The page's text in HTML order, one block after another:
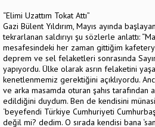
“Elimi Uzattım Tokat Attı”
Gazi Bülent Yıldırım, Mayıs ayında
tekrarlanan saldırıyı şu sözlerle anlattı:
mesafesindeki her zaman gittiğim
deprem ve sel felaketleri sonrasında
yapıyordu. Ülke olarak asrın felaketini
kenetlenmemiz gerektiğini açıklıyordu.
ve arka masamda oturan şahıs tarafından
edildiğini duydum. Ben de kendisini
‘beyefendi Türkiye Cumhuriyeti
değil mi? dedim. O sırada kendisi bana